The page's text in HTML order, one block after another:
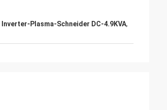
Inverter-Plasma-Schneider DC-4.9KVA,